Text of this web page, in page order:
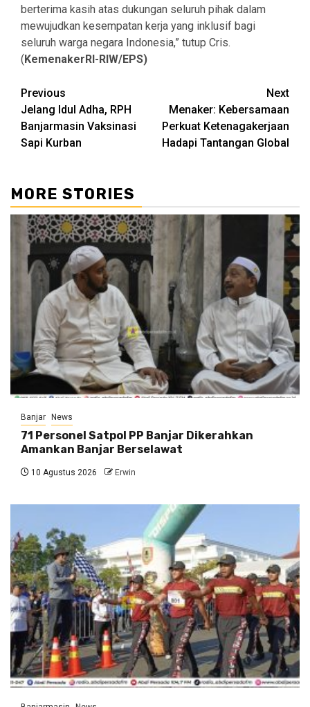
berterima kasih atas dukungan seluruh pihak dalam
mewujudkan kesempatan kerja yang inklusif bagi
seluruh warga negara Indonesia,” tutup Cris.
(KemenakerRI-RIW/EPS)
Continue
Reading
Previous
Jelang Idul Adha, RPH
Banjarmasin Vaksinasi
Sapi Kurban
Next
Menaker: Kebersamaan
Perkuat Ketenagakerjaan
Hadapi Tantangan Global
MORE STORIES
Banjar News
71 Personel Satpol PP Banjar Dikerahkan
Amankan Banjar Berselawat
10 Agustus 2026 Erwin